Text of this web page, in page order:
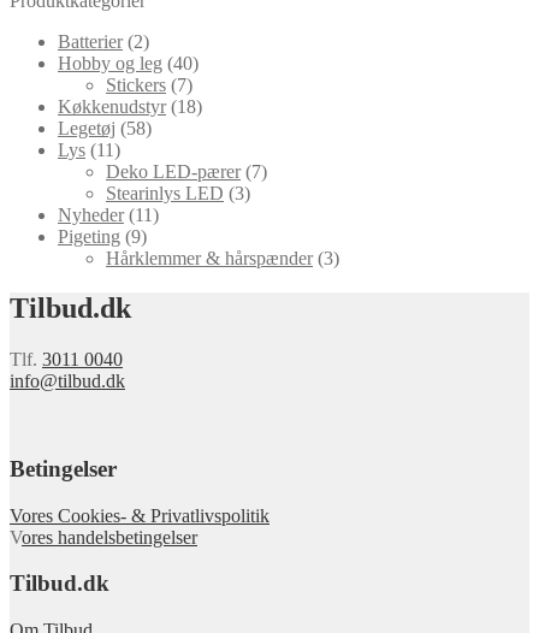
Batterier (2)
Hobby og leg (40)
Stickers (7)
Køkkenudstyr (18)
Legetøj (58)
Lys (11)
Deko LED-pærer (7)
Stearinlys LED (3)
Nyheder (11)
Pigeting (9)
Hårklemmer & hårspænder (3)
Tilbud.dk
Tlf. 3011 0040
info@tilbud.dk
Betingelser
Vores Cookies- & Privatlivspolitik
Vores handelsbetingelser
Tilbud.dk